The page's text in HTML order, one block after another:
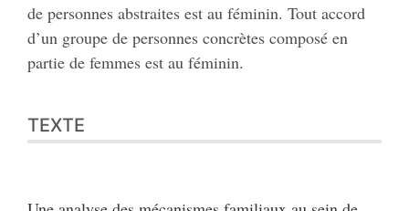
de personnes abstraites est au féminin. Tout accord
d’un groupe de personnes concrètes composé en
partie de femmes est au féminin.
TEXTE